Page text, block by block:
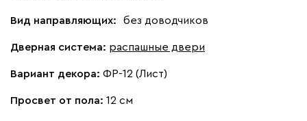
Вид направляющих: без доводчиков
Дверная система: распашные двери
Вариант декора: ФР-12 (Лист)
Просвет от пола: 12 см